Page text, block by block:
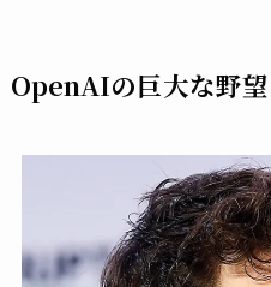
OpenAIの巨大な野望